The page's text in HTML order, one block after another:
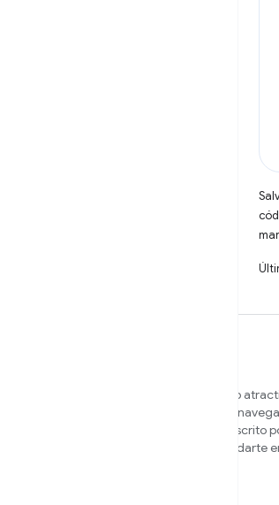
Queremos ayudarte a crear sitios web
seguros que funcionen en diferentes
En este sitio, encontrarás contenido escrito
Chrome y expertos externos para ayudarte